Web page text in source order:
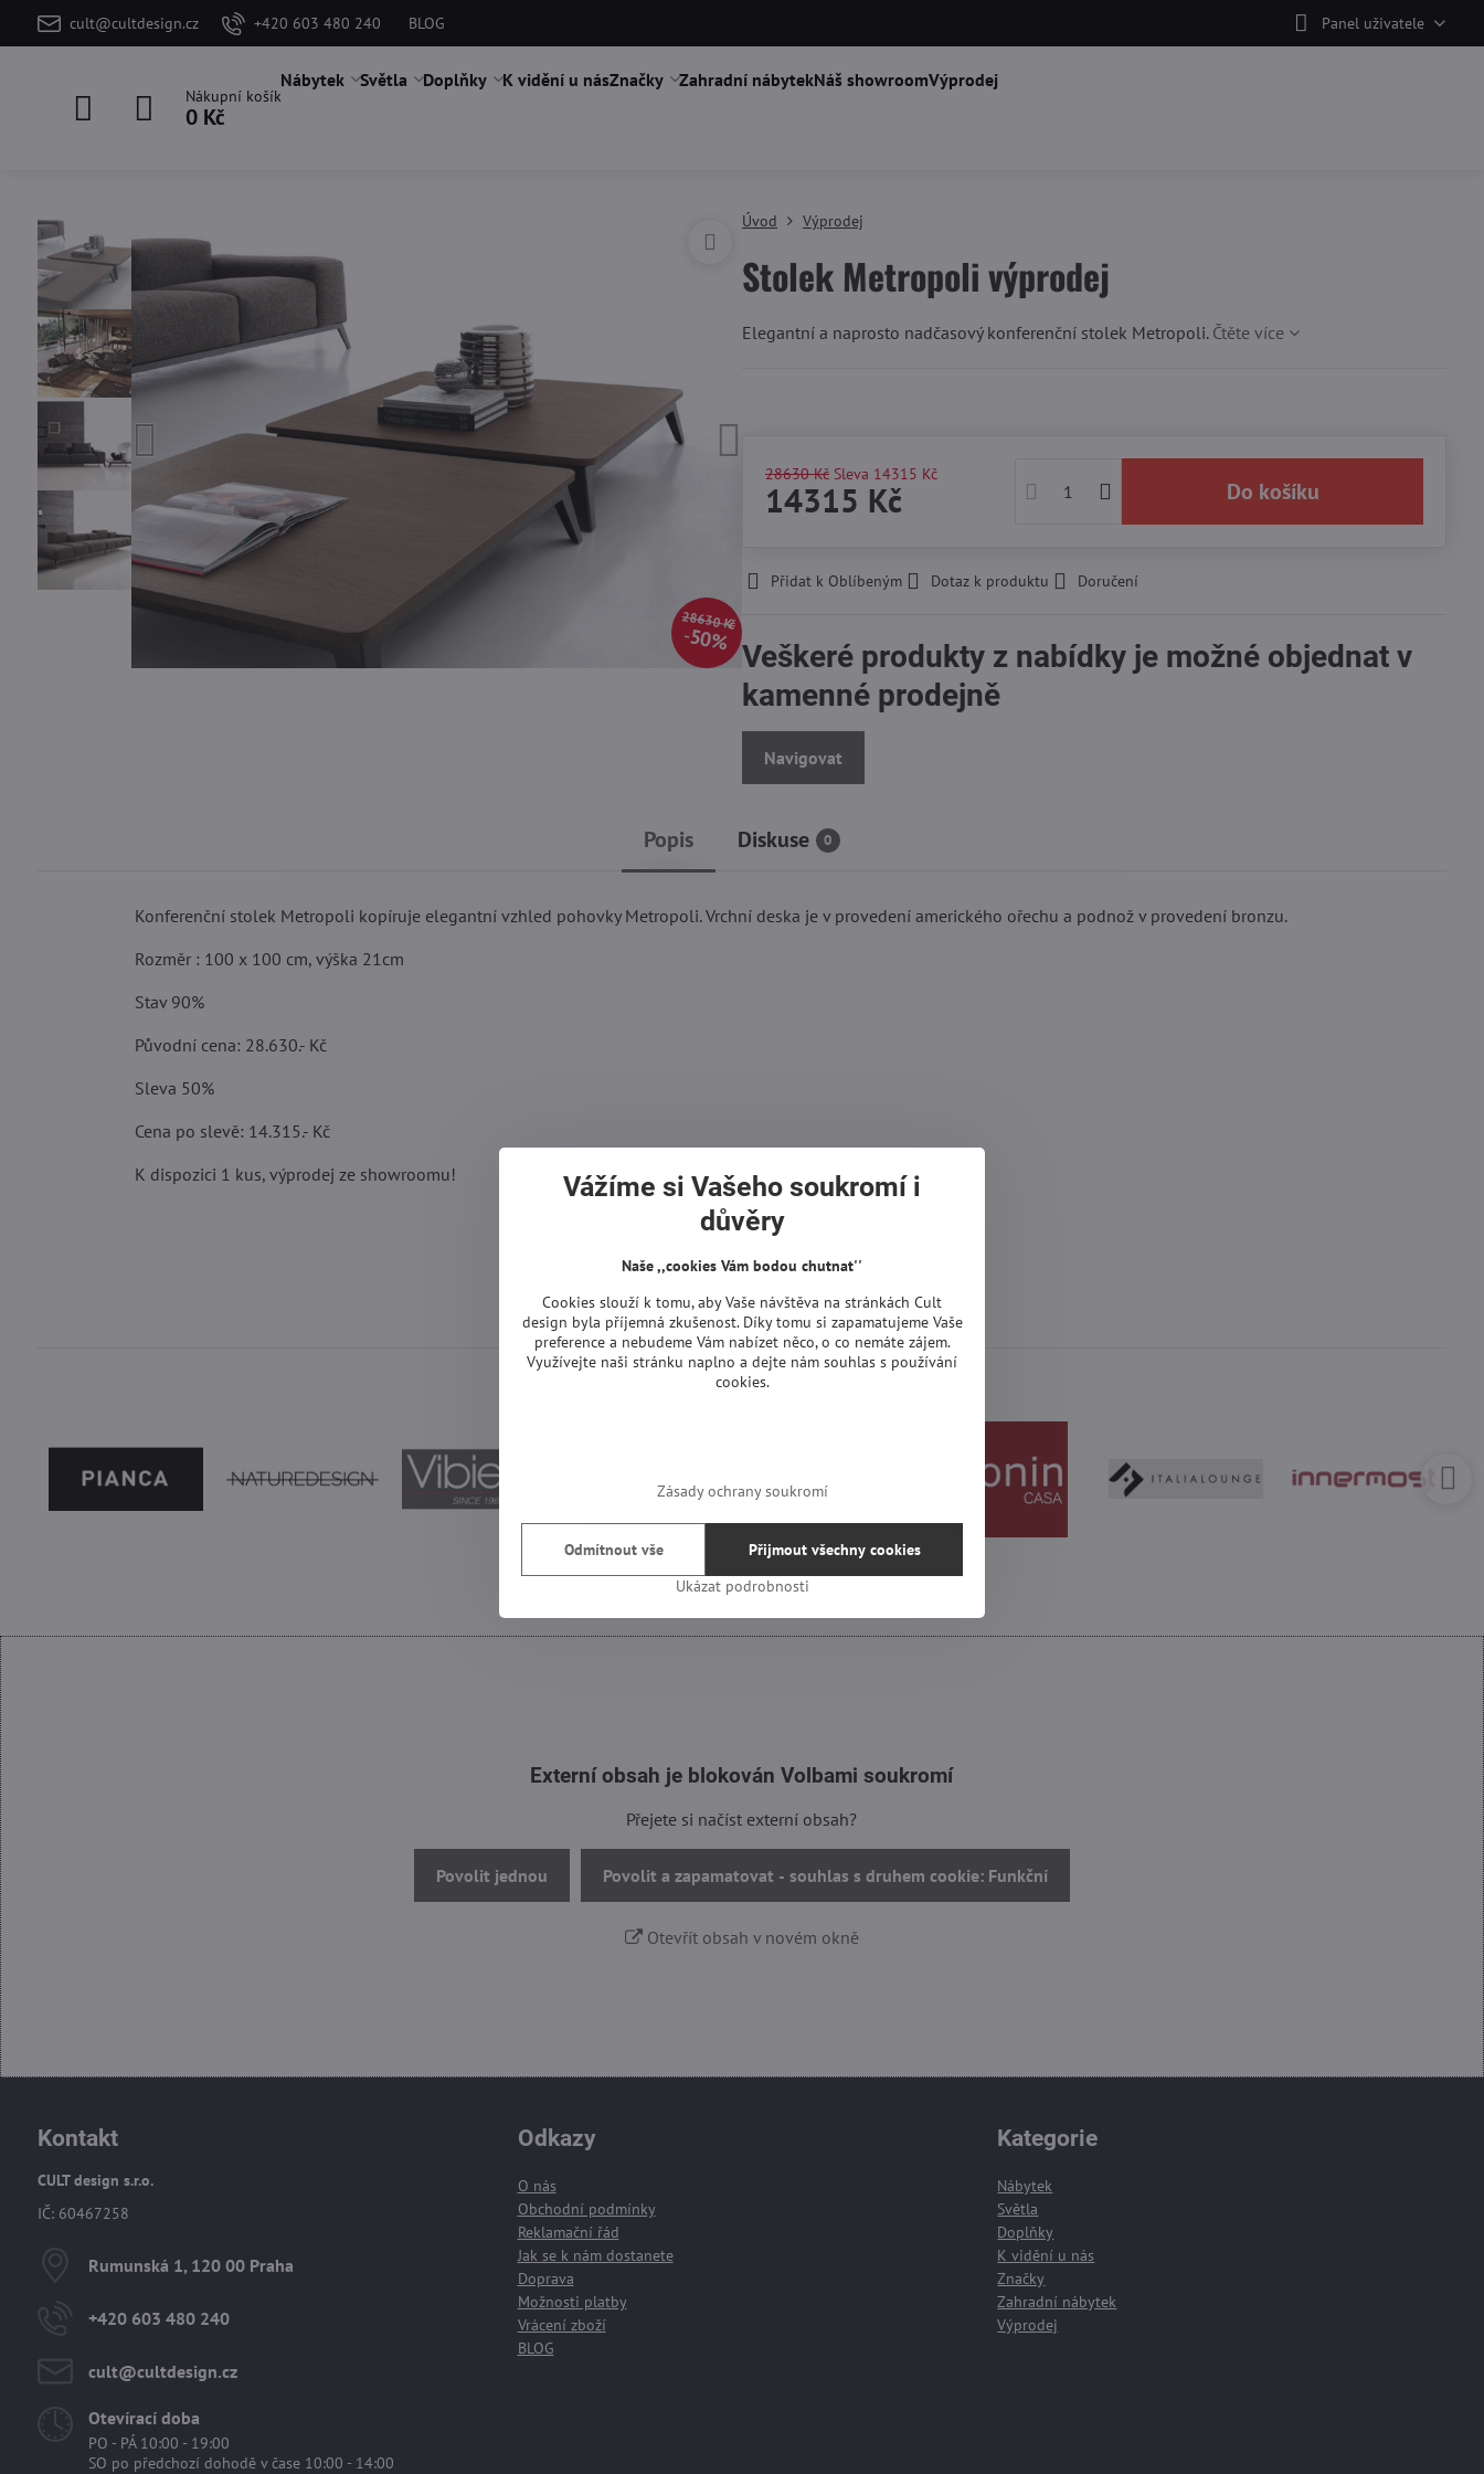
cult@cultdesign.cz +420 603 480 240 BLOG Panel uživatele
Nákupní košík
0 Kč
Nábytek Světla Doplňky K vidění u násZnačky Zahradní nábytekNáš showroomVýprodej
28630 Kč
50%
Úvod Výprodej
Stolek Metropoli výprodej
Elegantní a naprosto nadčasový konferenční stolek Metropoli. Čtěte více
28630 Kč Sleva 14315 Kč
14315 Kč Do košíku
Přidat k Oblíbeným Dotaz k produktu Doručení
Veškeré produkty z nabídky je možné objednat v
kamenné prodejně
Navigovat
Popis Diskuse 0
Konferenční stolek Metropoli kopíruje elegantní vzhled pohovky Metropoli. Vrchní deska je v provedení amerického ořechu a podnož v provedení bronzu.
Rozměr : 100 x 100 cm, výška 21cm
Stav 90%
Původní cena: 28.630.- Kč
Sleva 50%
Cena po slevě: 14.315.- Kč
K dispozici 1 kus, výprodej ze showroomu!
mail
Externí obsah je blokován Volbami soukromí
Přejete si načíst externí obsah?
Povolit jednou Povolit a zapamatovat - souhlas s druhem cookie: Funkční
Otevřít obsah v novém okně
Kontakt
CULT design s.r.o.
IČ: 60467258
Rumunská 1, 120 00 Praha
+420 603 480 240
cult​@cultdesign​.cz
Otevírací doba
PO - PÁ 10:00 - 19:00
SO po předchozí dohodě v čase 10:00 - 14:00
Odkazy
O nás
Obchodní podmínky
Reklamační řád
Jak se k nám dostanete
Doprava
Možnosti platby
Vrácení zboží
BLOG
Kategorie
Nábytek
Světla
Doplňky
K vidění u nás
Značky
Zahradní nábytek
Výprodej
Vážíme si Vašeho soukromí i
důvěry
Naše ,,cookies Vám bodou chutnat''
Cookies slouží k tomu, aby Vaše návštěva na stránkách Cult
design byla příjemná zkušenost. Díky tomu si zapamatujeme Vaše
preference a nebudeme Vám nabízet něco, o co nemáte zájem.
Využívejte naši stránku naplno a dejte nám souhlas s používání
cookies.
Zásady ochrany soukromí
Ukázat podrobnosti
Přijmout všechny cookies
Odmítnout vše